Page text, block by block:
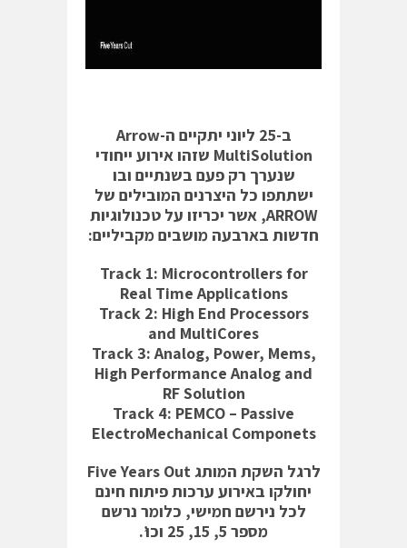
ב-25 ליוני יתקיים ה-Arrow
MultiSolution שזהו אירוע ייחודי
שנערך רק פעם בשנתיים ובו
ישתתפו כל היצרנים המובילים של
ARROW, אשר יכריזו על טכנולוגיות
חדשות בארבעה מושבים מקביליים:
Track 1: Microcontrollers for
Real Time Applications
Track 2: High End Processors
and MultiCores
Track 3: Analog, Power, Mems,
High Performance Analog and
RF Solution
Track 4: PEMCO – Passive
ElectroMechanical Componets
לרגל השקת המותג Five Years Out
יחולקו באירוע ערכות פיתוח חינם
לכל נירשם חמישי, כלומר נרשם
מספר 5, 15, 25 וכו’.